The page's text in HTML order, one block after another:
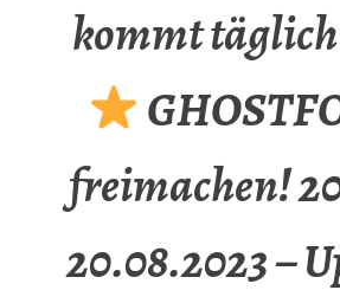
kommt
freimachen!
20.08.2023 –